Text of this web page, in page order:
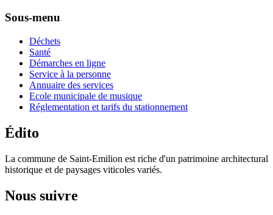
Sous-menu
Déchets
Santé
Démarches en ligne
Service à la personne
Annuaire des services
Ecole municipale de musique
Réglementation et tarifs du stationnement
Édito
La commune de Saint-Emilion est riche d'un patrimoine architectural
historique et de paysages viticoles variés.
Nous suivre